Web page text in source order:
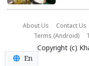
About Us Contact Us
Terms (Android)
Copyright (c)
En